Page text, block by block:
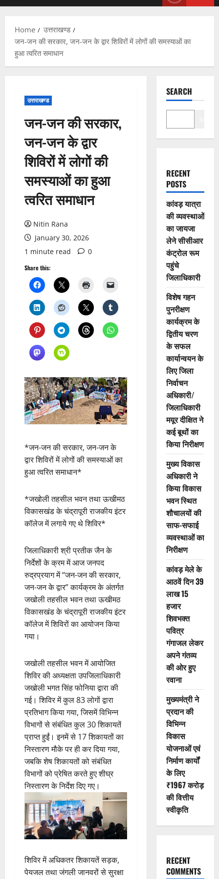
Home
उत्तराखण्ड
जन-जन की सरकार, जन-जन के द्वार शिविरों में लोगों की समस्याओं का
हुआ त्वरित समाधान
उत्तराखण्ड
जन-जन की सरकार,
जन-जन के द्वार
शिविरों में लोगों की
समस्याओं का हुआ
त्वरित समाधान
Nitin Rana
January 30, 2026
1 minute read
0
Share this:
*जन-जन की सरकार, जन-जन के
द्वार शिविरों में लोगों की समस्याओं का
हुआ त्वरित समाधान*
*जखोली तहसील भवन तथा ऊखीमठ
विकासखंड के चंद्रापूरी राजकीय इंटर
कॉलेज में लगाये गए थे शिविर*
जिलाधिकारी श्री प्रतीक जैन के
निर्देशों के क्रम में आज जनपद
रुद्रप्रयाग में “जन-जन की सरकार,
जन-जन के द्वार” कार्यक्रम के अंतर्गत
जखोली तहसील भवन तथा ऊखीमठ
विकासखंड के चंद्रापूरी राजकीय इंटर
कॉलेज में शिविरों का आयोजन किया
गया।
जखोली तहसील भवन में आयोजित
शिविर की अध्यक्षता उपजिलाधिकारी
जखोली भगत सिंह फोनिया द्वारा की
गई। शिविर में कुल 83 लोगों द्वारा
प्रतिभाग किया गया, जिसमें विभिन्न
विभागों से संबंधित कुल 30 शिकायतें
प्राप्त हुईं। इनमें से 17 शिकायतों का
निस्तारण मौके पर ही कर दिया गया,
जबकि शेष शिकायतों को संबंधित
विभागों को प्रेषित करते हुए शीघ्र
निस्तारण के निर्देश दिए गए।
शिविर में अधिकतर शिकायतें सड़क,
पेयजल तथा जंगली जानवरों से सुरक्षा
SEARCH
RECENT
POSTS
कांवड़ यात्रा
की व्यवस्थाओं
का जायजा
लेने सीसीआर
कंट्रोल रूम
पहुंचे
जिलाधिकारी
विशेष गहन
पुनरीक्षण
कार्यक्रम के
द्वितीय चरण
के सफल
कार्यान्वयन के
लिए जिला
निर्वाचन
अधिकारी/
जिलाधिकारी
मयूर दीक्षित ने
कई बूथों का
किया निरीक्षण
मुख्य विकास
अधिकारी ने
किया विकास
भवन स्थित
शौचालयों की
साफ-सफाई
व्यवस्थाओं का
निरीक्षण
कांवड़ मेले के
आठवें दिन 39
लाख 15
हजार
शिवभक्त
पवित्र
गंगाजल लेकर
अपने गंतव्य
की ओर हुए
रवाना
मुख्यमंत्री ने
प्रदान की
विभिन्न
विकास
योजनाओं एवं
निर्माण कार्यों
के लिए
₹1967 करोड़
की वित्तीय
स्वीकृति
RECENT
COMMENTS